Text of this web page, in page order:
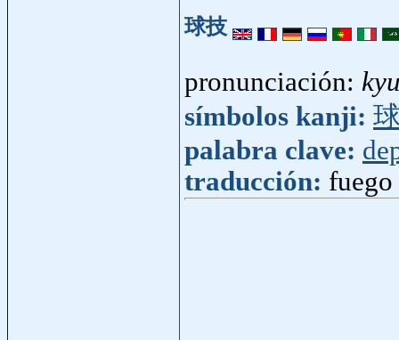
球技
pronunciación:
símbolos kanji:
palabra clave:
traducción: